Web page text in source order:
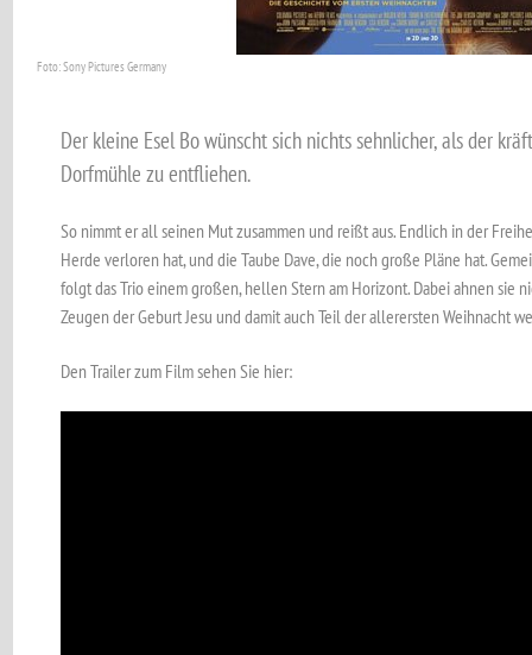
Foto: Sony Pictures Germany
Der kleine Esel Bo wünscht sich nichts sehnlicher, als der
Dorfmühle zu entfliehen.
So nimmt er all seinen Mut zusammen und reißt aus. Endlich in der
Herde verloren hat, und die Taube Dave, die noch große Pläne hat.
folgt das Trio einem großen, hellen Stern am Horizont. Dabei ahnen sie
Zeugen der Geburt Jesu und damit auch Teil der allerersten Weihnacht
Den Trailer zum Film sehen Sie hier: